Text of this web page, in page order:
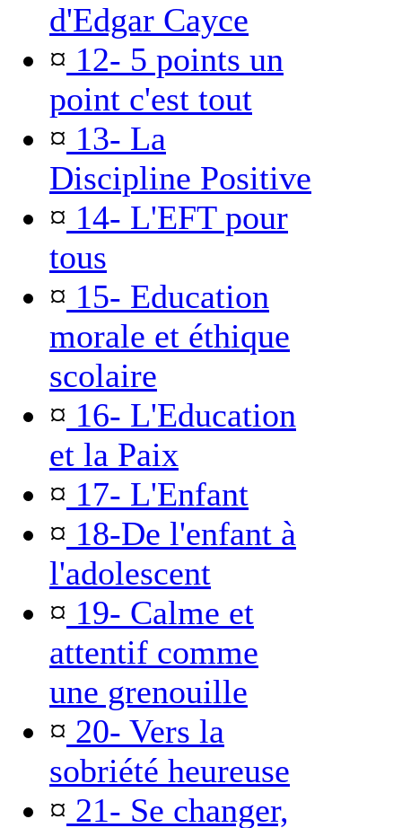
d'Edgar Cayce
¤ 12- 5 points un
point c'est tout
¤ 13- La
Discipline Positive
¤ 14- L'EFT pour
tous
¤ 15- Education
morale et éthique
scolaire
¤ 16- L'Education
et la Paix
¤ 17- L'Enfant
¤ 18-De l'enfant à
l'adolescent
¤ 19- Calme et
attentif comme
une grenouille
¤ 20- Vers la
sobriété heureuse
¤ 21- Se changer,